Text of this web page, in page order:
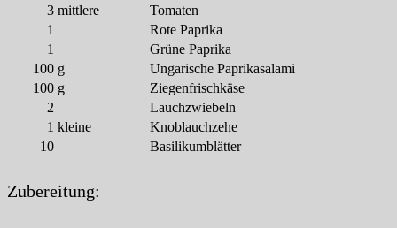
3 mittlere
Tomaten
1
Rote Paprika
1
Grüne Paprika
100 g
Ungarische Paprikasalami
100 g
Ziegenfrischkäse
2
Lauchzwiebeln
1 kleine
Knoblauchzehe
10
Basilikumblätter
Zubereitung: